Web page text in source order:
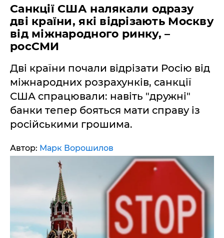
Санкції США налякали одразу
дві країни, які відрізають Москву
від міжнародного ринку, –
росСМИ
Дві країни почали відрізати Росію від
міжнародних розрахунків, санкції
США спрацювали: навіть "дружні"
банки тепер бояться мати справу із
російськими грошима.
Автор: Марк Ворошилов